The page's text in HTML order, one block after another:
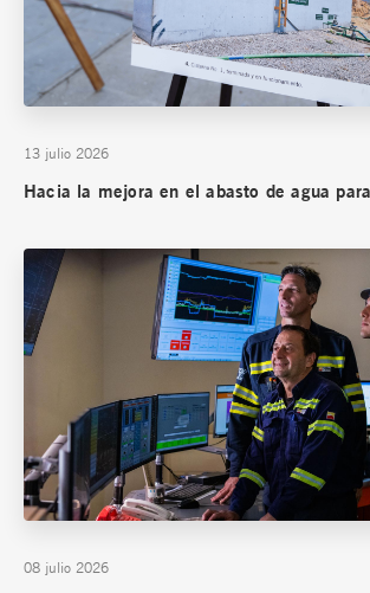
13 julio 2026
Hacia la mejora en el abasto de agua
08 julio 2026